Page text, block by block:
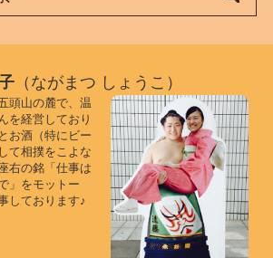
（ながまつ しょうこ）
頭山の麓で、温
を経営しており
お酒（特にビー
て相撲をこよな
右の銘「仕事は
」をモットー
しております♪